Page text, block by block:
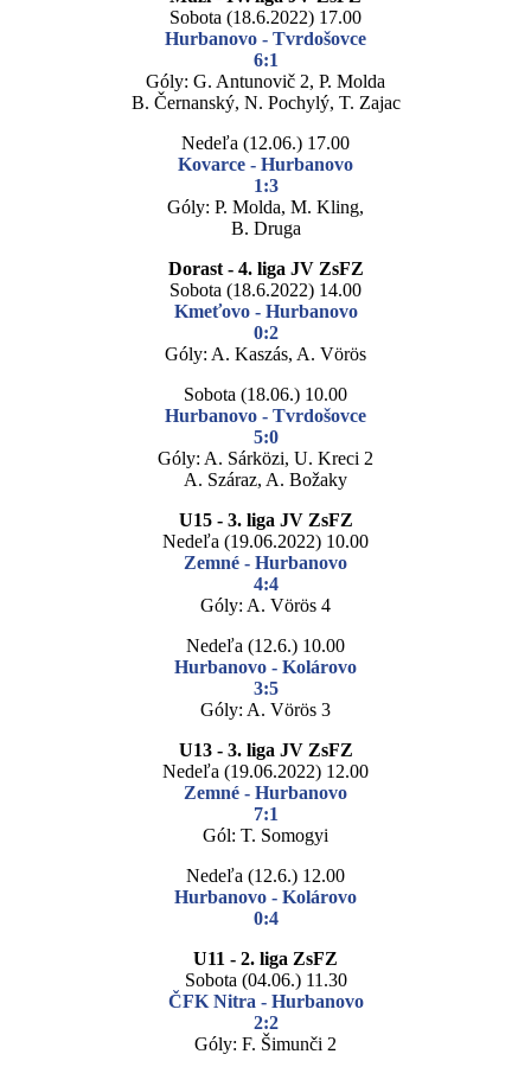
Sobota (18.6.2022) 17.00
Hurbanovo - Tvrdošovce
6:1
Góly: G. Antunovič 2, P. Molda
B. Černanský, N. Pochylý, T. Zajac
Nedeľa (12.06.) 17.00
Kovarce - Hurbanovo
1:3
Góly: P. Molda, M. Kling,
B. Druga
Dorast - 4. liga JV ZsFZ
Sobota (18.6.2022) 14.00
Kmeťovo - Hurbanovo
0:2
Góly: A. Kaszás, A. Vörös
Sobota (18.06.) 10.00
Hurbanovo - Tvrdošovce
5:0
Góly: A. Sárközi, U. Kreci 2
A. Száraz, A. Božaky
U15 - 3. liga JV ZsFZ
Nedeľa (19.06.2022) 10.00
Zemné - Hurbanovo
4:4
Góly: A. Vörös 4
Nedeľa (12.6.) 10.00
Hurbanovo - Kolárovo
3:5
Góly: A. Vörös 3
U13 - 3. liga JV ZsFZ
Nedeľa (19.06.2022) 12.00
Zemné - Hurbanovo
7:1
Gól: T. Somogyi
Nedeľa (12.6.) 12.00
Hurbanovo - Kolárovo
0:4
U11 - 2. liga ZsFZ
Sobota (04.06.) 11.30
ČFK Nitra - Hurbanovo
2:2
Góly: F. Šimunči 2